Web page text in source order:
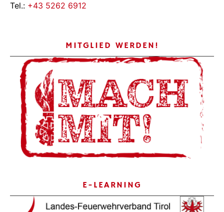
Tel.: +43 5262 6912
MITGLIED WERDEN!
E-LEARNING